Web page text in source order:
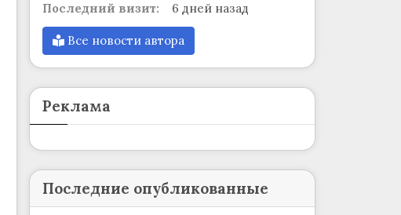
Последний визит:
6 дней назад
Все новости автора
Реклама
Последние опубликованные